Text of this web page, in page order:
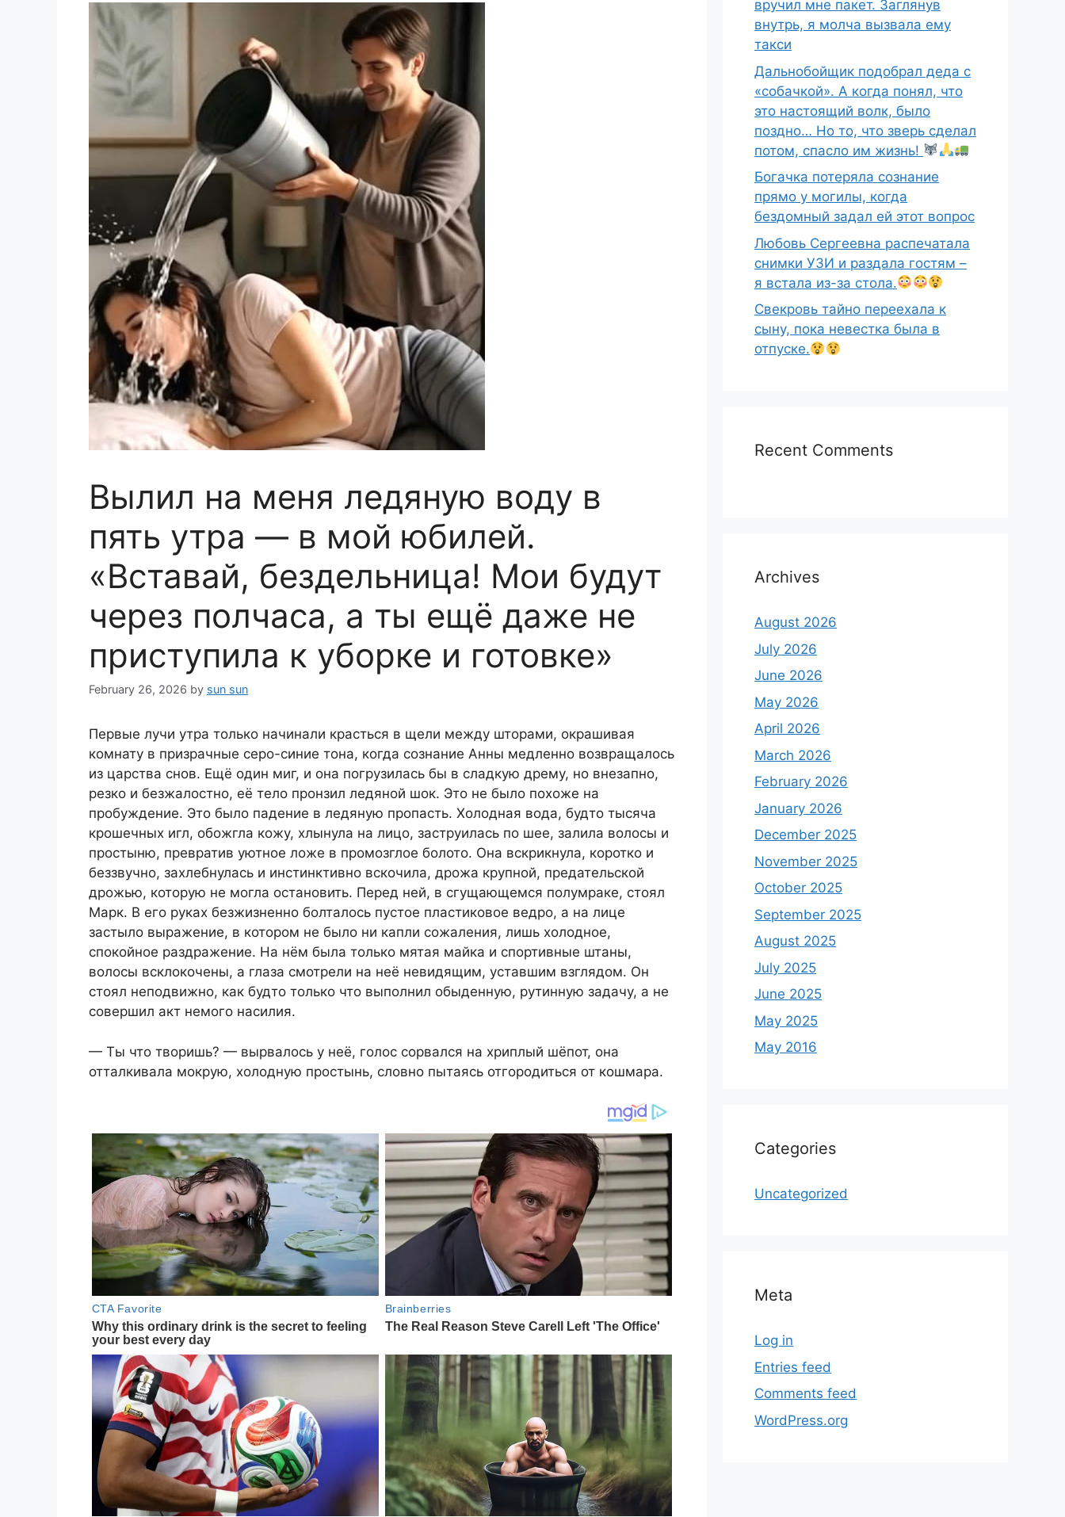
Вылил на меня ледяную воду в
пять утра — в мой юбилей.
«Вставай, бездельница! Мои будут
через полчаса, а ты ещё даже не
приступила к уборке и готовке»
February 26, 2026 by sun sun
Первые лучи утра только начинали красться в щели между шторами, окрашивая
комнату в призрачные серо-синие тона, когда сознание Анны медленно возвращалось
из царства снов. Ещё один миг, и она погрузилась бы в сладкую дрему, но внезапно,
резко и безжалостно, её тело пронзил ледяной шок. Это не было похоже на
пробуждение. Это было падение в ледяную пропасть. Холодная вода, будто тысяча
крошечных игл, обожгла кожу, хлынула на лицо, заструилась по шее, залила волосы и
простыню, превратив уютное ложе в промозглое болото. Она вскрикнула, коротко и
беззвучно, захлебнулась и инстинктивно вскочила, дрожа крупной, предательской
дрожью, которую не могла остановить. Перед ней, в сгущающемся полумраке, стоял
Марк. В его руках безжизненно болталось пустое пластиковое ведро, а на лице
застыло выражение, в котором не было ни капли сожаления, лишь холодное,
спокойное раздражение. На нём была только мятая майка и спортивные штаны,
волосы всклокочены, а глаза смотрели на неё невидящим, уставшим взглядом. Он
стоял неподвижно, как будто только что выполнил обыденную, рутинную задачу, а не
совершил акт немого насилия.
— Ты что творишь? — вырвалось у неё, голос сорвался на хриплый шёпот, она
отталкивала мокрую, холодную простынь, словно пытаясь отгородиться от кошмара.
вручил мне пакет. Заглянув
внутрь, я молча вызвала ему
такси
Дальнобойщик подобрал деда с
«собачкой». А когда понял, что
это настоящий волк, было
поздно… Но то, что зверь сделал
потом, спасло им жизнь!
Богачка потеряла сознание
прямо у могилы, когда
бездомный задал ей этот вопрос
Любовь Сергеевна распечатала
снимки УЗИ и раздала гостям –
я встала из-за стола.
Свекровь тайно переехала к
сыну, пока невестка была в
отпуске.
Recent Comments
Archives
August 2026
July 2026
June 2026
May 2026
April 2026
March 2026
February 2026
January 2026
December 2025
November 2025
October 2025
September 2025
August 2025
July 2025
June 2025
May 2025
May 2016
Categories
Uncategorized
Meta
Log in
Entries feed
Comments feed
WordPress.org